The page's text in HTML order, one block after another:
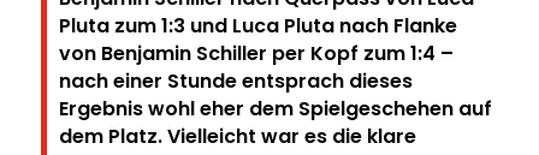
Pluta zum 1:3 und Luca Pluta nach Flanke
von Benjamin Schiller per Kopf zum 1:4 –
nach einer Stunde entsprach dieses
Ergebnis wohl eher dem Spielgeschehen auf
dem Platz. Vielleicht war es die klare